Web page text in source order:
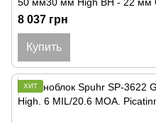
8 037 грн
Купить
ХИТ